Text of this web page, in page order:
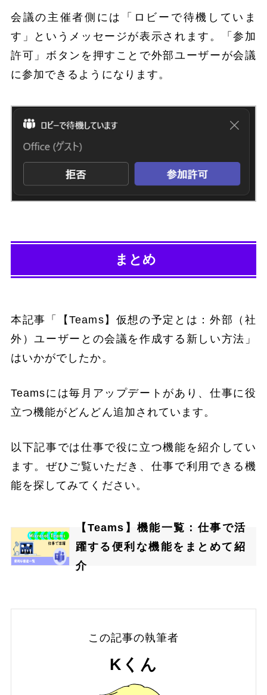
会議の主催者側には「ロビーで待機していま
す」というメッセージが表示されます。「参加
許可」ボタンを押すことで外部ユーザーが会議
に参加できるようになります。
まとめ
本記事「【Teams】仮想の予定とは：外部（社
外）ユーザーとの会議を作成する新しい方法」
はいかがでしたか。
Teamsには毎月アップデートがあり、仕事に役
立つ機能がどんどん追加されています。
以下記事では仕事で役に立つ機能を紹介してい
ます。ぜひご覧いただき、仕事で利用できる機
能を探してみてください。
【Teams】機能一覧：仕事で活
躍する便利な機能をまとめて紹
介
この記事の執筆者
Kくん